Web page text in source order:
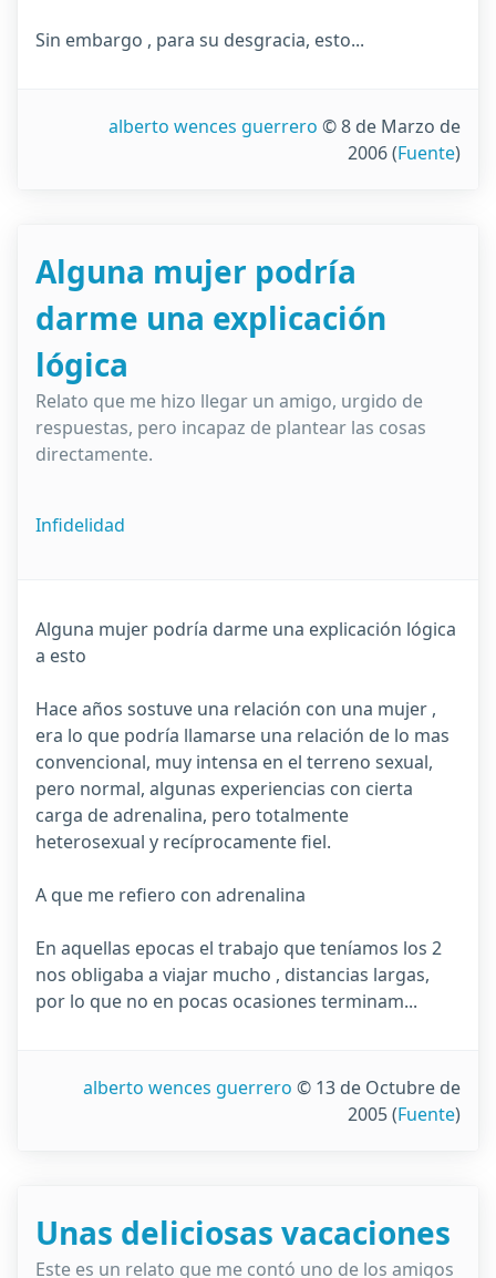
Sin embargo , para su desgracia, esto...
alberto wences guerrero © 8 de Marzo de
2006(Fuente)
Alguna mujer podría
darme una explicación
lógica
Relato que me hizo llegar un amigo, urgido de
respuestas, pero incapaz de plantear las cosas
directamente.
Infidelidad
Alguna mujer podría darme una explicación lógica
a esto
Hace años sostuve una relación con una mujer ,
era lo que podría llamarse una relación de lo mas
convencional, muy intensa en el terreno sexual,
pero normal, algunas experiencias con cierta
carga de adrenalina, pero totalmente
heterosexual y recíprocamente fiel.
A que me refiero con adrenalina
En aquellas epocas el trabajo que teníamos los 2
nos obligaba a viajar mucho , distancias largas,
por lo que no en pocas ocasiones terminam...
alberto wences guerrero © 13 de Octubre de
2005(Fuente)
Unas deliciosas vacaciones
Este es un relato que me contó uno de los amigos